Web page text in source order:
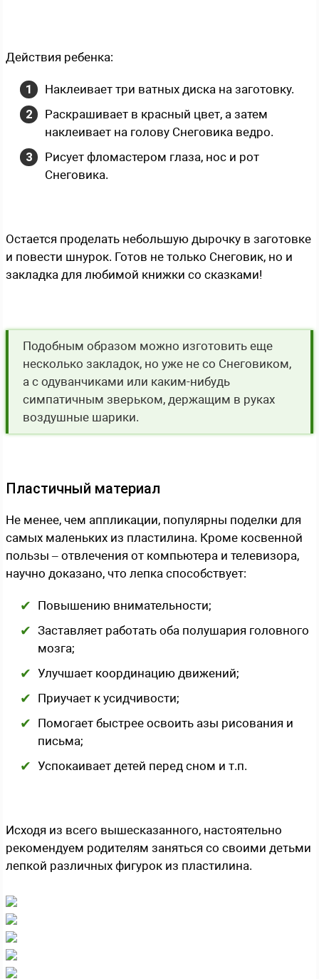
Действия ребенка:
Наклеивает три ватных диска на заготовку.
Раскрашивает в красный цвет, а затем
наклеивает на голову Снеговика ведро.
Рисует фломастером глаза, нос и рот
Снеговика.
Остается проделать небольшую дырочку в заготовке
и повести шнурок. Готов не только Снеговик, но и
закладка для любимой книжки со сказками!
Подобным образом можно изготовить еще
несколько закладок, но уже не со Снеговиком,
а с одуванчиками или каким-нибудь
симпатичным зверьком, держащим в руках
воздушные шарики.
Пластичный материал
Не менее, чем аппликации, популярны поделки для
самых маленьких из пластилина. Кроме косвенной
пользы – отвлечения от компьютера и телевизора,
научно доказано, что лепка способствует:
Повышению внимательности;
Заставляет работать оба полушария головного
мозга;
Улучшает координацию движений;
Приучает к усидчивости;
Помогает быстрее освоить азы рисования и
письма;
Успокаивает детей перед сном и т.п.
Исходя из всего вышесказанного, настоятельно
рекомендуем родителям заняться со своими детьми
лепкой различных фигурок из пластилина.